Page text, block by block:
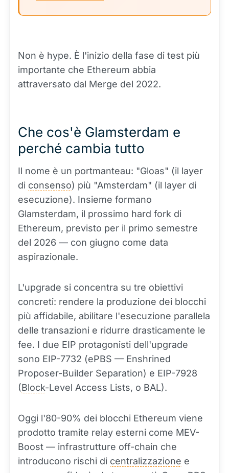
Non è hype. È l'inizio della fase di test più
importante che Ethereum abbia
attraversato dal Merge del 2022.
Che cos'è Glamsterdam e
perché cambia tutto
Il nome è un portmanteau: "Gloas" (il layer
di consenso) più "Amsterdam" (il layer di
esecuzione). Insieme formano
Glamsterdam, il prossimo hard fork di
Ethereum, previsto per il primo semestre
del 2026 — con giugno come data
aspirazionale.
L'upgrade si concentra su tre obiettivi
concreti: rendere la produzione dei blocchi
più affidabile, abilitare l'esecuzione parallela
delle transazioni e ridurre drasticamente le
fee. I due EIP protagonisti dell'upgrade
sono EIP-7732 (ePBS — Enshrined
Proposer-Builder Separation) e EIP-7928
(Block-Level Access Lists, o BAL).
Oggi l'80-90% dei blocchi Ethereum viene
prodotto tramite relay esterni come MEV-
Boost — infrastrutture off-chain che
introducono rischi di centralizzazione e